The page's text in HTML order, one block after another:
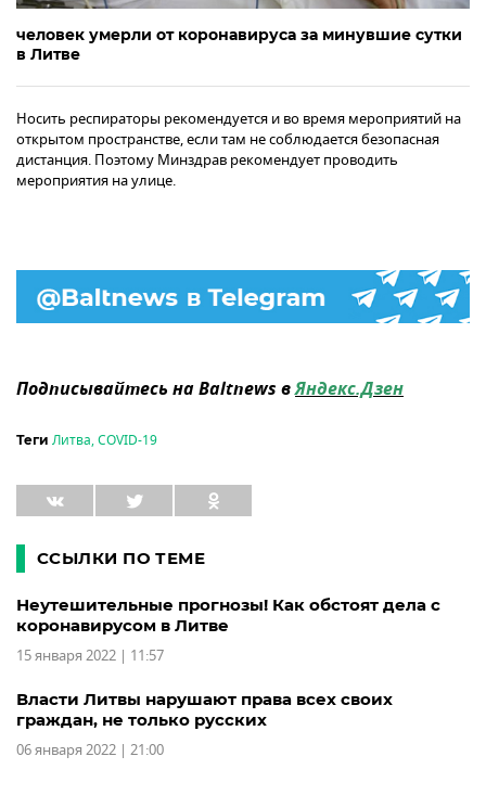
человек умерли от коронавируса за минувшие сутки
в Литве
Носить респираторы рекомендуется и во время мероприятий на
открытом пространстве, если там не соблюдается безопасная
дистанция. Поэтому Минздрав рекомендует проводить
мероприятия на улице.
Подписывайтесь на Baltnews вЯндекс.Дзен
Теги Литва,COVID-19
ССЫЛКИ ПО ТЕМЕ
Неутешительные прогнозы! Как обстоят дела с
коронавирусом в Литве
15 января 2022 | 11:57
Власти Литвы нарушают права всех своих
граждан, не только русских
06 января 2022 | 21:00